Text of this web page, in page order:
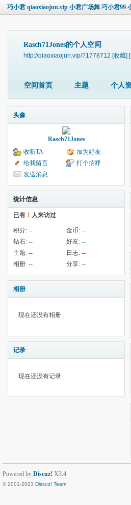
巧小君 qiaoxiaojun.vip 小君广场舞 巧小君99
Rasch71Jones的个人空间
http://qiaoxiaojun.vip/?1778712 [收藏]
空间首页 主题 个人
头像
Rasch71Jones
收听TA
加为好友
给我留言
打个招呼
发送消息
统计信息
已有 1 人来访过
积分: -- 金币: --
钻石: -- 好友: --
主题: -- 日志: --
相册: -- 分享: --
相册
现在还没有相册
记录
现在还没有记录
Powered by Discuz! X3.4
© 2001-2023 Discuz! Team